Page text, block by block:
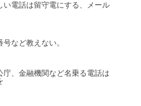
い電話は留守電にする、メール
など教えない。
庁、金融機関など名乗る電話は